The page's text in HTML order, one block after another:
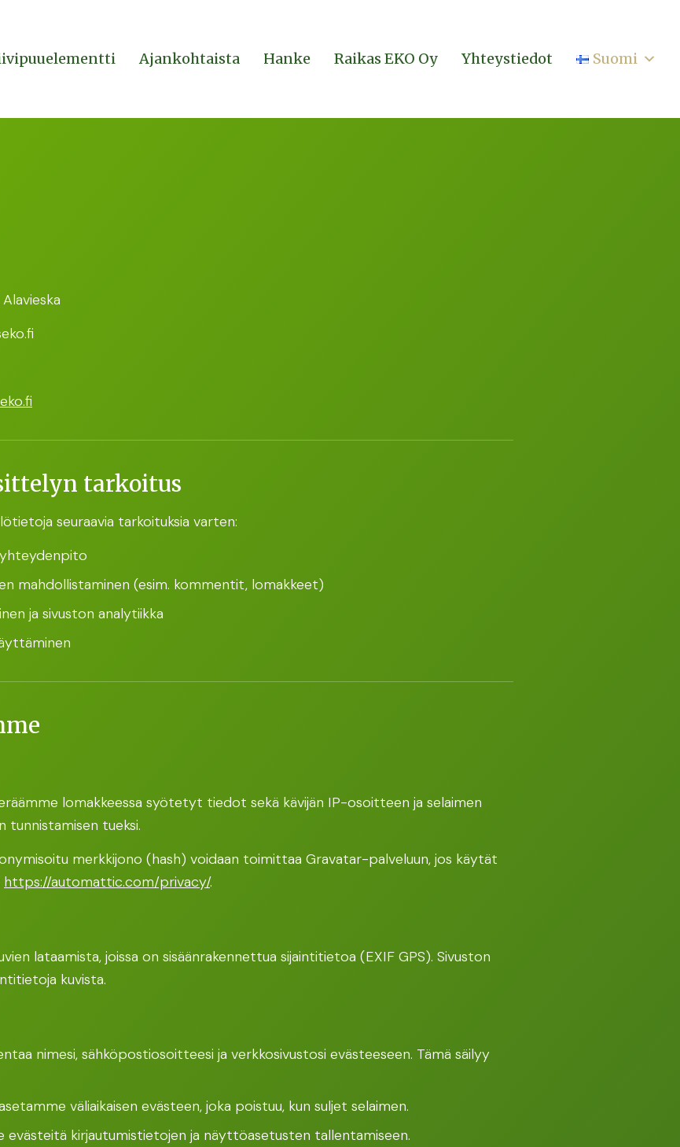
Ajankohtaista Hanke Raikas EKO Oy Yhteystiedot Suomi
tarkoitus
seuraavia tarkoituksia varten:
yhteydenpito
mahdollistaminen (esim. kommentit, lomakkeet)
ja sivuston analytiikka
lomakkeessa syötetyt tiedot sekä kävijän IP-osoitteen ja selaimen
tueksi.
merkkijono (hash) voidaan toimittaa Gravatar-palveluun, jos käytät
https://automattic.com/privacy/.
lataamista, joissa on sisäänrakennettua sijaintitietoa (EXIF GPS). Sivuston
kuvista.
nimesi, sähköpostiosoitteesi ja verkkosivustosi evästeeseen. Tämä säilyy
väliaikaisen evästeen, joka poistuu, kun suljet selaimen.
evästeitä kirjautumistietojen ja näyttöasetusten tallentamiseen.